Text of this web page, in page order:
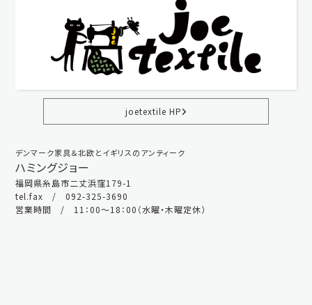
joetextile HP
デンマーク家具＆北欧とイギリスのアンティーク
ハミングジョー
福岡県糸島市二丈浜窪179-1
tel.fax / 092-325-3690
営業時間 / 11：00～18：00（水曜・木曜定休）